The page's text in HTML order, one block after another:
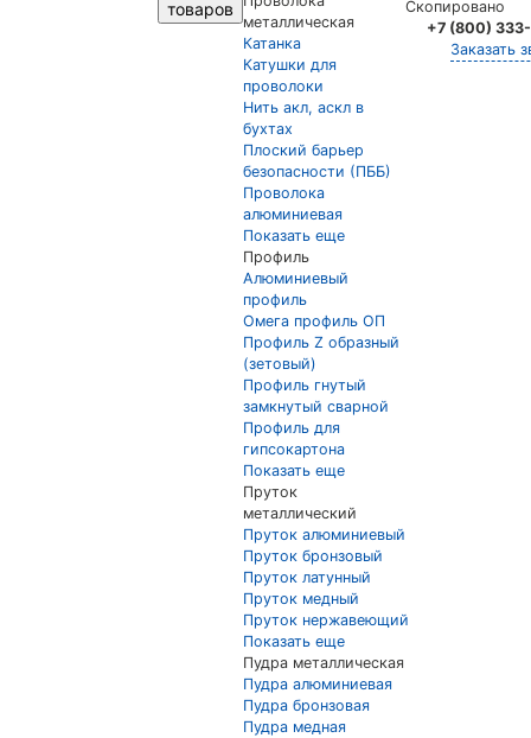
товаров
металлическая
Катанка
Катушки для
проволоки
Нить акл, аскл в
бухтах
Плоский барьер
безопасности (ПББ)
Проволока
алюминиевая
Показать еще
Профиль
Алюминиевый
профиль
Омега профиль ОП
Профиль Z образный
(зетовый)
Профиль гнутый
замкнутый сварной
Профиль для
гипсокартона
Показать еще
Пруток
металлический
Пруток алюминиевый
Пруток бронзовый
Пруток латунный
Пруток медный
Пруток нержавеющий
Показать еще
Пудра металлическая
Пудра алюминиевая
Пудра бронзовая
Пудра медная
Скопировано
+7 (800)
Заказать